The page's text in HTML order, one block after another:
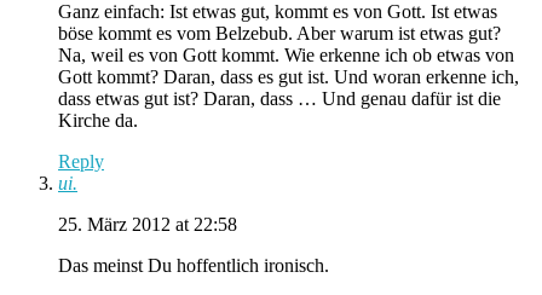
Ganz einfach: Ist etwas gut, kommt es von Gott. Ist etwas
böse kommt es vom Belzebub. Aber warum ist etwas gut?
Na, weil es von Gott kommt. Wie erkenne ich ob etwas von
Gott kommt? Daran, dass es gut ist. Und woran erkenne ich,
dass etwas gut ist? Daran, dass … Und genau dafür ist die
Kirche da.
Reply
ui.
25. März 2012 at 22:58
Das meinst Du hoffentlich ironisch.